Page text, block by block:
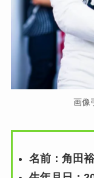
画像
名前：角田